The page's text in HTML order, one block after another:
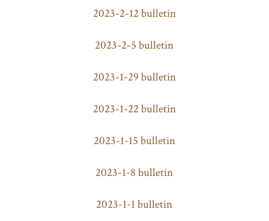
2023-2-12 bulletin
2023-2-5 bulletin
2023-1-29 bulletin
2023-1-22 bulletin
2023-1-15 bulletin
2023-1-8 bulletin
2023-1-1 bulletin